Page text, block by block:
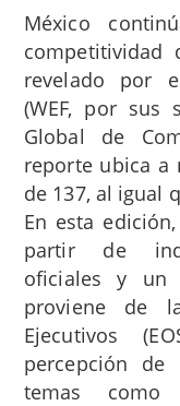
México
competitividad
revelado por
(WEF, por sus
Global de
reporte ubica a
de 137, al igual
En esta
partir de
oficiales y un
proviene de
Ejecutivos
percepción de
temas como